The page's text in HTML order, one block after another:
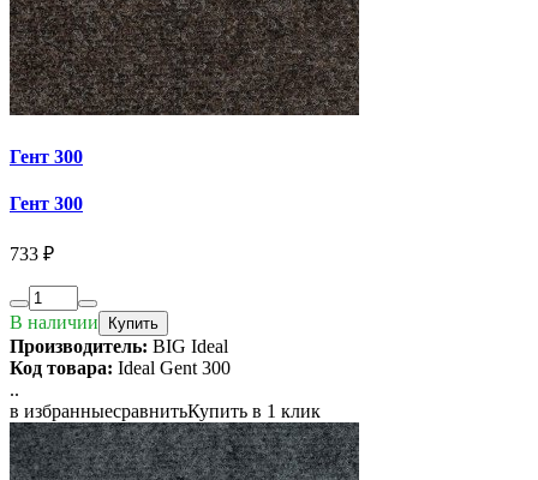
Гент 300
Гент 300
733 ₽
В наличии Купить
Производитель: BIG Ideal
Код товара: Ideal Gent 300
..
в избранныесравнитьКупить в 1 клик